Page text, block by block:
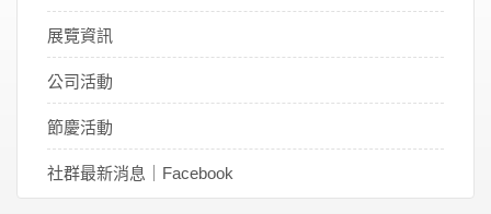
展覽資訊
公司活動
節慶活動
社群最新消息｜Facebook